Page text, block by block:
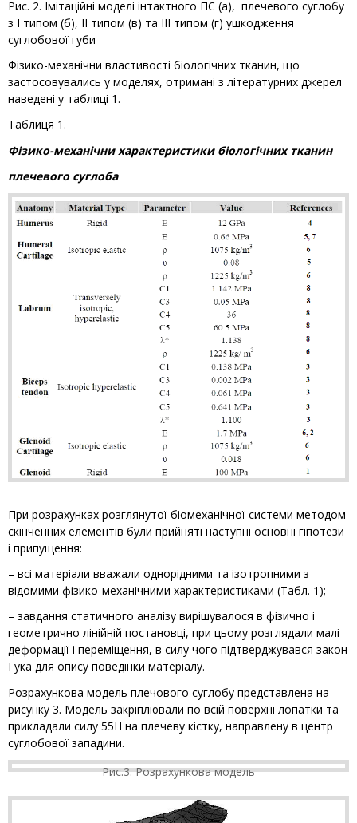
Рис. 2. Імітаційні моделі інтактного ПС (а), плечевого суглобу
з І типом (б), ІІ типом (в) та ІІІ типом (г) ушкодження
суглобової губи
Фізико-механічни властивості біологічних тканин, що
застосовувались у моделях, отримані з літературних джерел
наведені у таблиці 1.
Таблиця 1.
Фізико-механічни характеристики біологічних тканин
плечевого суглоба
При розрахунках розглянутої біомеханічної системи методом
скінченних елементів були прийняті наступні основні гіпотези
і припущення:
– всі матеріали вважали однорідними та ізотропними з
відомими фізико-механічними характеристиками (Табл. 1);
– завдання статичного аналізу вирішувалося в фізично і
геометрично лінійній постановці, при цьому розглядали малі
деформації і переміщення, в силу чого підтверджувався закон
Гука для опису поведінки матеріалу.
Розрахункова модель плечового суглобу представлена на
рисунку 3. Модель закріплювали по всій поверхні лопатки та
прикладали силу 55Н на плечеву кістку, направлену в центр
суглобової западини.
Рис.3. Розрахункова модель